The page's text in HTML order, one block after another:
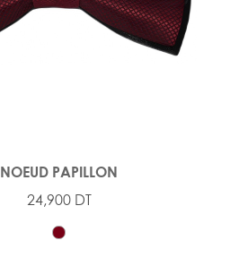
NOEUD PAPILLON
24,900 DT